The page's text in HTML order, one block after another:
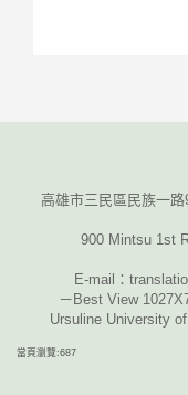
高雄市三民區民族一路
900 Mintsu 1st
E-mail ：
－Best View
Ursuline University
當頁瀏覽:687